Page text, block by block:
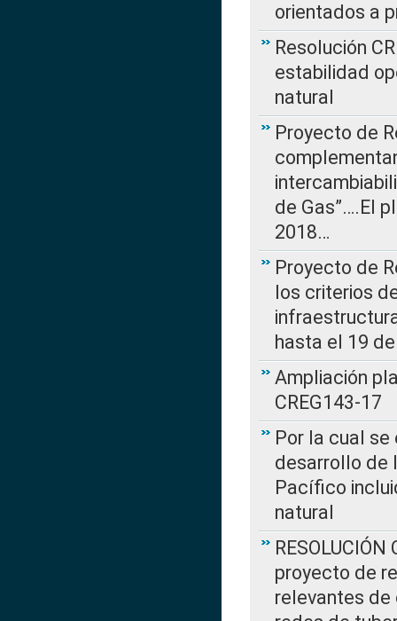
orientados a
Resolución
estabilidad
natural
Proyecto de
de Gas”….El
2018…
Proyecto de
los criterios
hasta el 19
Ampliación
CREG143-17
Por la cual
desarrollo de
Pacífico
natural
proyecto de
relevantes de